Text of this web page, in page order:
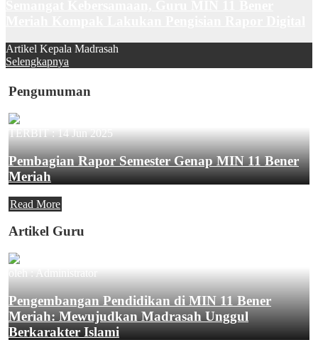
Artikel Kepala Madrasah
Selengkapnya
Pengumuman
TERBIT :14 Jun 2025
Pembagian Rapor Semester Genap MIN 11 Bener
Meriah
Read More
Artikel Guru
oleh : Administrator
Pengembangan Pendidikan di MIN 11 Bener
Meriah: Mewujudkan Madrasah Unggul
Berkarakter Islami